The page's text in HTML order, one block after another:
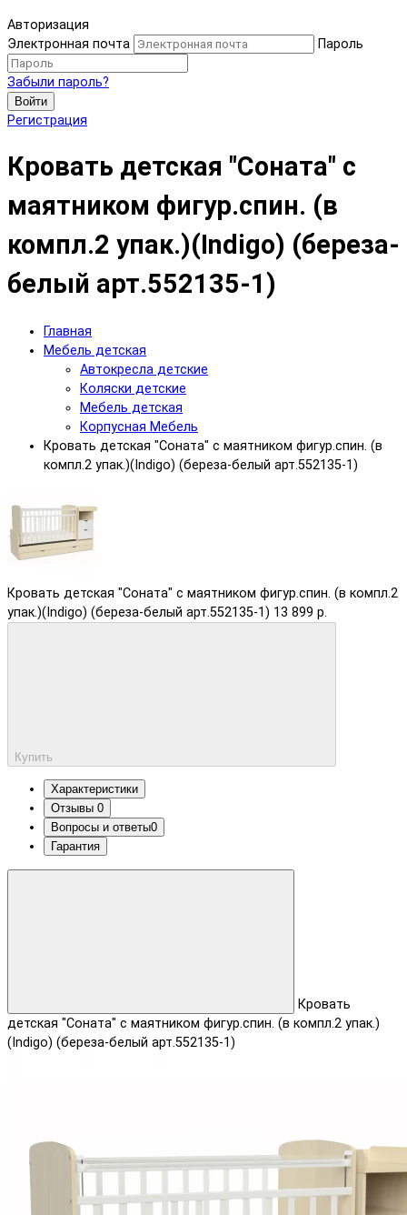
Авторизация
Электронная почта
Пароль
Забыли пароль?
Войти
Регистрация
Кровать детская "Соната" с
маятником фигур.спин. (в
компл.2 упак.)(Indigo) (береза-
белый арт.552135-1)
Главная
Мебель детская
Автокресла детские
Коляски детские
Мебель детская
Корпусная Мебель
Кровать детская "Соната" с маятником фигур.спин. (в
компл.2 упак.)(Indigo) (береза-белый арт.552135-1)
Кровать детская "Соната" с маятником фигур.спин. (в компл.2
упак.)(Indigo) (береза-белый арт.552135-1) 13 899 р.
Купить
Характеристики
Отзывы 0
Вопросы и ответы0
Гарантия
Кровать
детская "Соната" с маятником фигур.спин. (в компл.2 упак.)
(Indigo) (береза-белый арт.552135-1)